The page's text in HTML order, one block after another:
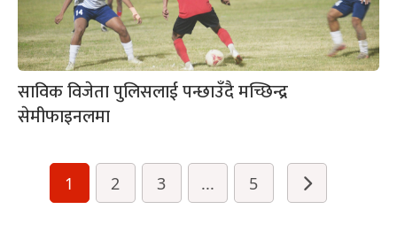
साविक विजेता पुलिसलाई पन्छाउँदै मच्छिन्द्र
सेमीफाइनलमा
1 2 3 ... 5